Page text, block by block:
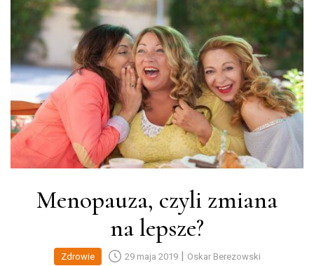
Menopauza, czyli zmiana
na lepsze?
Zdrowie 29 maja 2019| Oskar Berezowski